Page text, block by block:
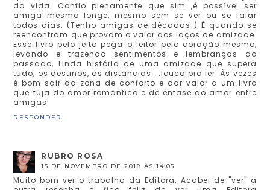
da vida. Confio plenamente que sim ,é possível ser
amiga mesmo longe, mesmo sem se ver ou se falar
todos dias. (Tenho amigas de décadas ) É quando se
reencontram que provam o valor dos laços de amizade.
Esse livro pelo jeito pega o leitor pelo coração mesmo,
levando e trazendo sentimentos e lembranças do
passado, Linda história de uma amizade que supera
tudo, os destinos, as distâncias. ..louca pra ler. Às vezes
é bom sair da zona de conforto e dar valor a um livro
que fuja do amor romântico e dê ênfase ao amor entre
amigas!
RESPONDER
RUBRO ROSA
15 DE NOVEMBRO DE 2018 ÀS 14:05
Muito bom ver o trabalho da Editora. Acabei de "ver" a